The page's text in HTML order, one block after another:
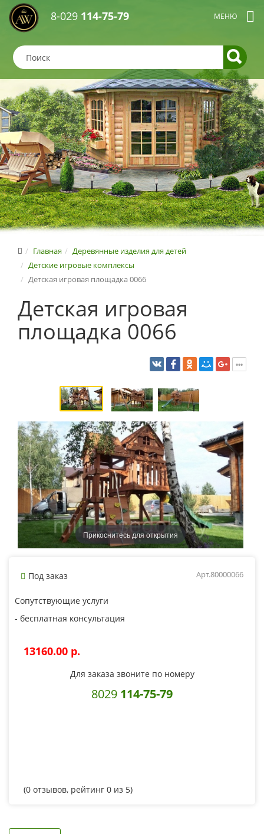
8-029 114-75-79
Главная
Деревянные изделия для детей
Детские игровые комплексы
Детская игровая площадка 0066
Детская игровая
площадка 0066
Прикоснитесь для открытия
Под заказ Арт.80000066
Сопутствующие услуги
- бесплатная консультация
13160.00 p.
Для заказа звоните по номеру
8029 114-75-79
(0 отзывов, рейтинг 0 из 5)